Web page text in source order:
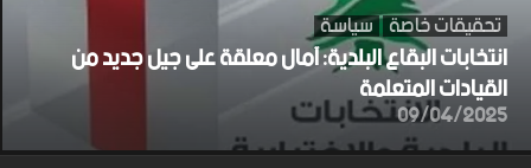
تحقيقات خاصة سياسة
انتخابات البقاع البلدية: آمال معلقة على جيل جديد من
القيادات المتعلمة
09/04/2025